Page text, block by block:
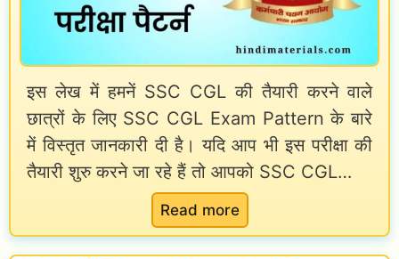
e
n
t
E
m
p
o
y
v
l
d
a
r
S
a
l
इस लेख में हमनें SSC CGL की तैयारी करने वाले
छात्रों के लिए SSC CGL Exam Pattern के बारे
में विस्तृत जानकारी दी है। यदि आप भी इस परीक्षा की
तैयारी शुरु करने जा रहे हैं तो आपको SSC CGL…
Read more:
S